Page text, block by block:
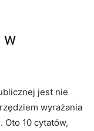
w
jest nie
wyrażania
Oto 10 ⁤cytatów,